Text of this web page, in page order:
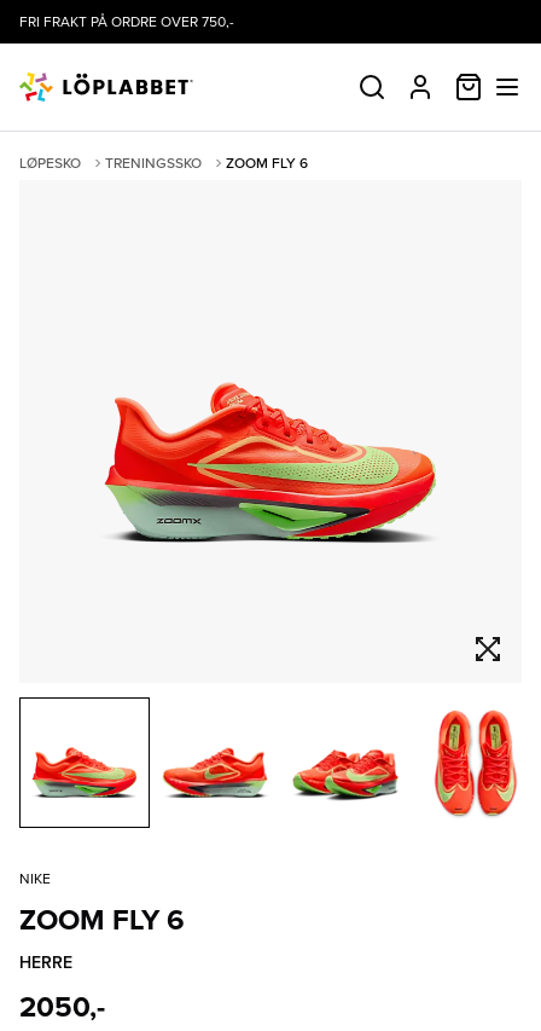
FRI FRAKT PÅ ORDRE OVER 750,-
SØK PROFIL
LØPESKO TRENINGSSKO ZOOM FLY 6
NIKE
ZOOM FLY 6
HERRE
2050,-